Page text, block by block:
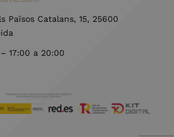
Països Catalans, 15, 25600
17:00 a 20:00